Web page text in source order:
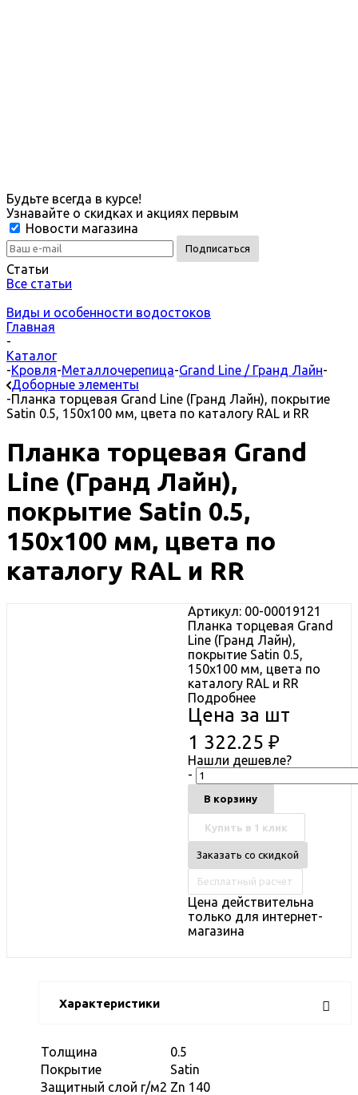
Будьте всегда в курсе!
Узнавайте о скидках и акциях первым
Новости магазина
Статьи
Все статьи
Виды и особенности водостоков
Главная
-
Каталог
-Кровля-Металлочерепица-Grand Line / Гранд Лайн-
Доборные элементы
-Планка торцевая Grand Line (Гранд Лайн), покрытие
Satin 0.5, 150х100 мм, цвета по каталогу RAL и RR
Планка торцевая Grand
Line (Гранд Лайн),
покрытие Satin 0.5,
150х100 мм, цвета по
каталогу RAL и RR
Артикул: 00-00019121
Планка торцевая Grand
Line (Гранд Лайн),
покрытие Satin 0.5,
150х100 мм, цвета по
каталогу RAL и RR
Подробнее
Цена за шт
1 322.25 ₽
Нашли дешевле?
-
В корзину
Купить в 1 клик
Заказать со скидкой
Бесплатный расчет
Цена действительна
только для интернет-
магазина
Характеристики
Толщина
0.5
Покрытие
Satin
Защитный слой г/м2 Zn 140